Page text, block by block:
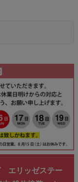
エリッゼステー